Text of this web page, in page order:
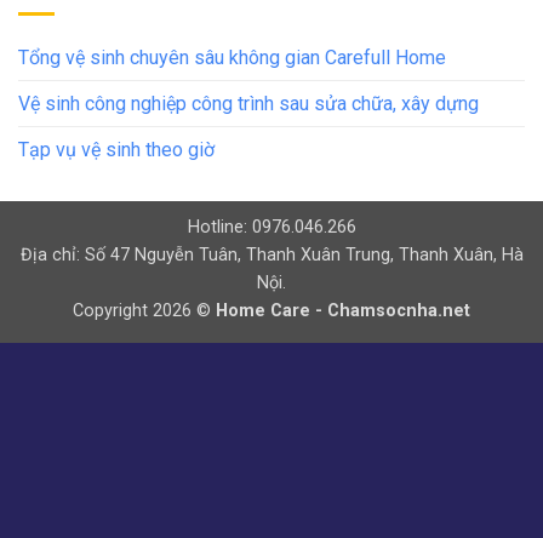
Tổng vệ sinh chuyên sâu không gian Carefull Home
Vệ sinh công nghiệp công trình sau sửa chữa, xây dựng
Tạp vụ vệ sinh theo giờ
Hotline: 0976.046.266
Địa chỉ: Số 47 Nguyễn Tuân, Thanh Xuân Trung, Thanh Xuân, Hà
Nội.
Copyright 2026 © Home Care - Chamsocnha.net